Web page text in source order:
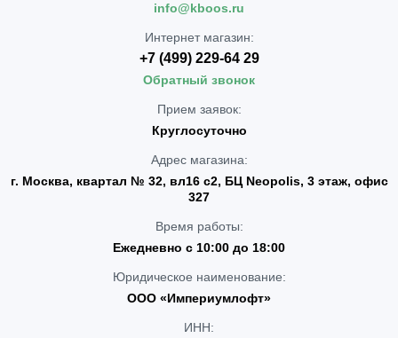
info@kboos.ru
Интернет магазин:
+7 (499) 229-64 29
Обратный звонок
Прием заявок:
Круглосуточно
Адрес магазина:
г. Москва, квартал № 32, вл16 с2, БЦ Neopolis, 3 этаж, офис
327
Время работы:
Ежедневно с 10:00 до 18:00
Юридическое наименование:
ООО «Империумлофт»
ИНН: